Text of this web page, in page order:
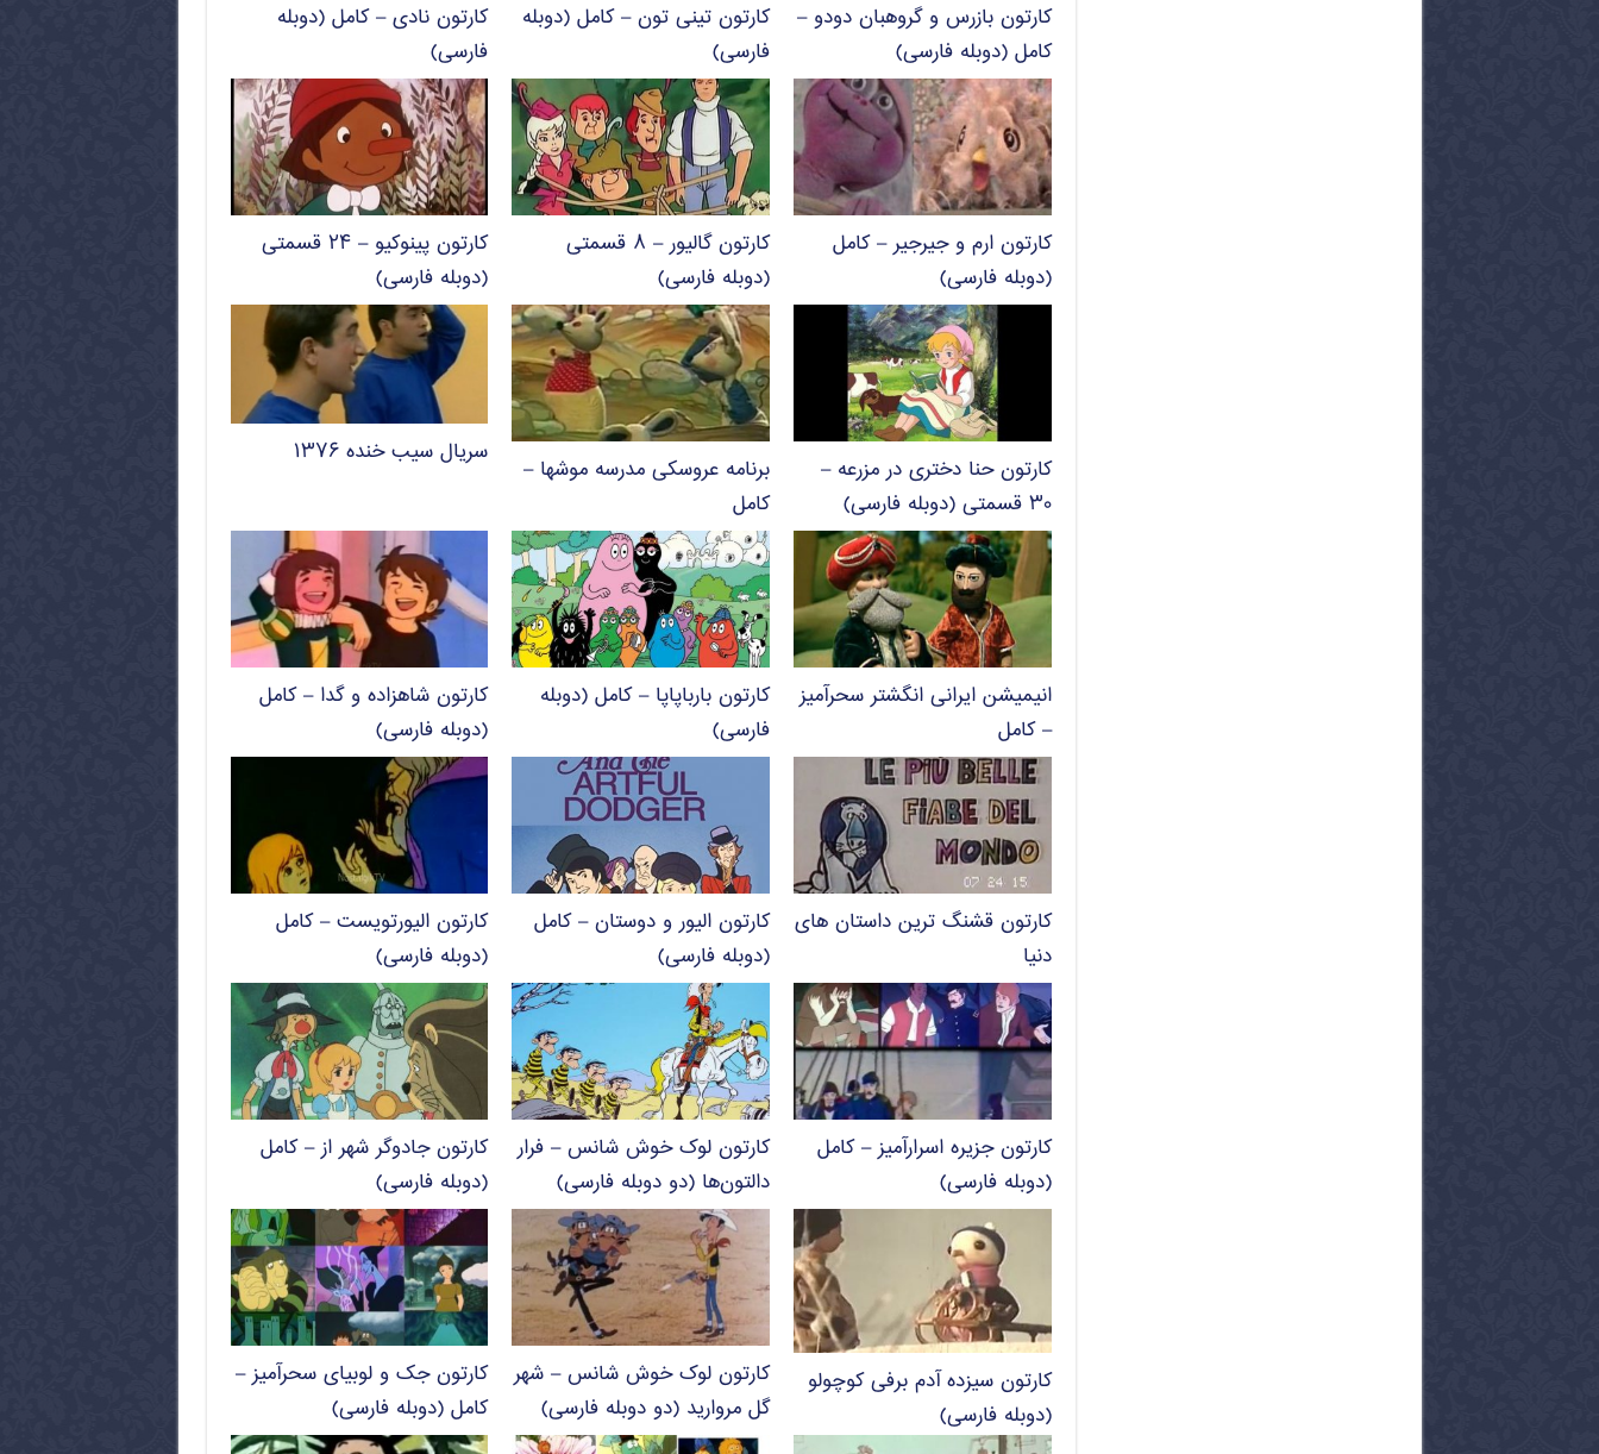
کارتون بازرس و گروهبان دودو –
کامل (دوبله فارسی)
کارتون تینی تون – کامل (دوبله
فارسی)
کارتون نادی – کامل (دوبله
فارسی)
کارتون ارم و جیرجیر – کامل
(دوبله فارسی)
کارتون گالیور – ۸ قسمتی
(دوبله فارسی)
کارتون پینوکیو – ۲۴ قسمتی
(دوبله فارسی)
کارتون حنا دختری در مزرعه –
۳۰ قسمتی (دوبله فارسی)
برنامه عروسکی مدرسه موشها –
کامل
سریال سیب خنده ۱۳۷۶
انیمیشن ایرانی انگشتر سحرآمیز
– کامل
کارتون بارباپاپا – کامل (دوبله
فارسی)
کارتون شاهزاده و گدا – کامل
(دوبله فارسی)
کارتون قشنگ ترین داستان های
دنیا
کارتون الیور و دوستان – کامل
(دوبله فارسی)
کارتون الیورتویست – کامل
(دوبله فارسی)
کارتون جزیره اسرارآمیز – کامل
(دوبله فارسی)
کارتون لوک خوش شانس – فرار
دالتون‌ها (دو دوبله فارسی)
کارتون جادوگر شهر از – کامل
(دوبله فارسی)
کارتون سیزده آدم برفی کوچولو
(دوبله فارسی)
کارتون لوک خوش شانس – شهر
گل مروارید (دو دوبله فارسی)
کارتون جک و لوبیای سحرآمیز –
کامل (دوبله فارسی)